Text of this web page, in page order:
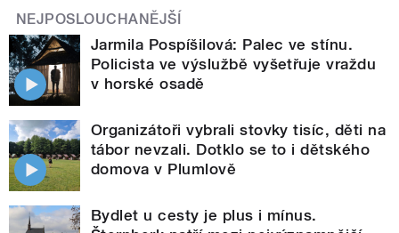
NEJPOSLOUCHANĚJŠÍ
Jarmila Pospíšilová: Palec ve stínu.
Policista ve výslužbě vyšetřuje vraždu
v horské osadě
Organizátoři vybrali stovky tisíc, děti na
tábor nevzali. Dotklo se to i dětského
domova v Plumlově
Bydlet u cesty je plus i mínus.